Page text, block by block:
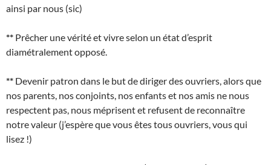
ainsi par nous (sic)
** Prêcher une vérité et vivre selon un état d’esprit
diamétralement opposé.
** Devenir patron dans le but de diriger des ouvriers, alors que
nos parents, nos conjoints, nos enfants et nos amis ne nous
respectent pas, nous méprisent et refusent de reconnaître
notre valeur (j’espère que vous êtes tous ouvriers, vous qui
lisez !)